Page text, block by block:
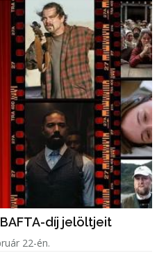
díj jelöltjeit
22-én.